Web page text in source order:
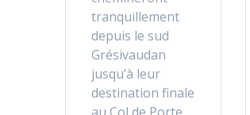
tranquillement
depuis le sud
Grésivaudan
jusqu’à leur
destination finale